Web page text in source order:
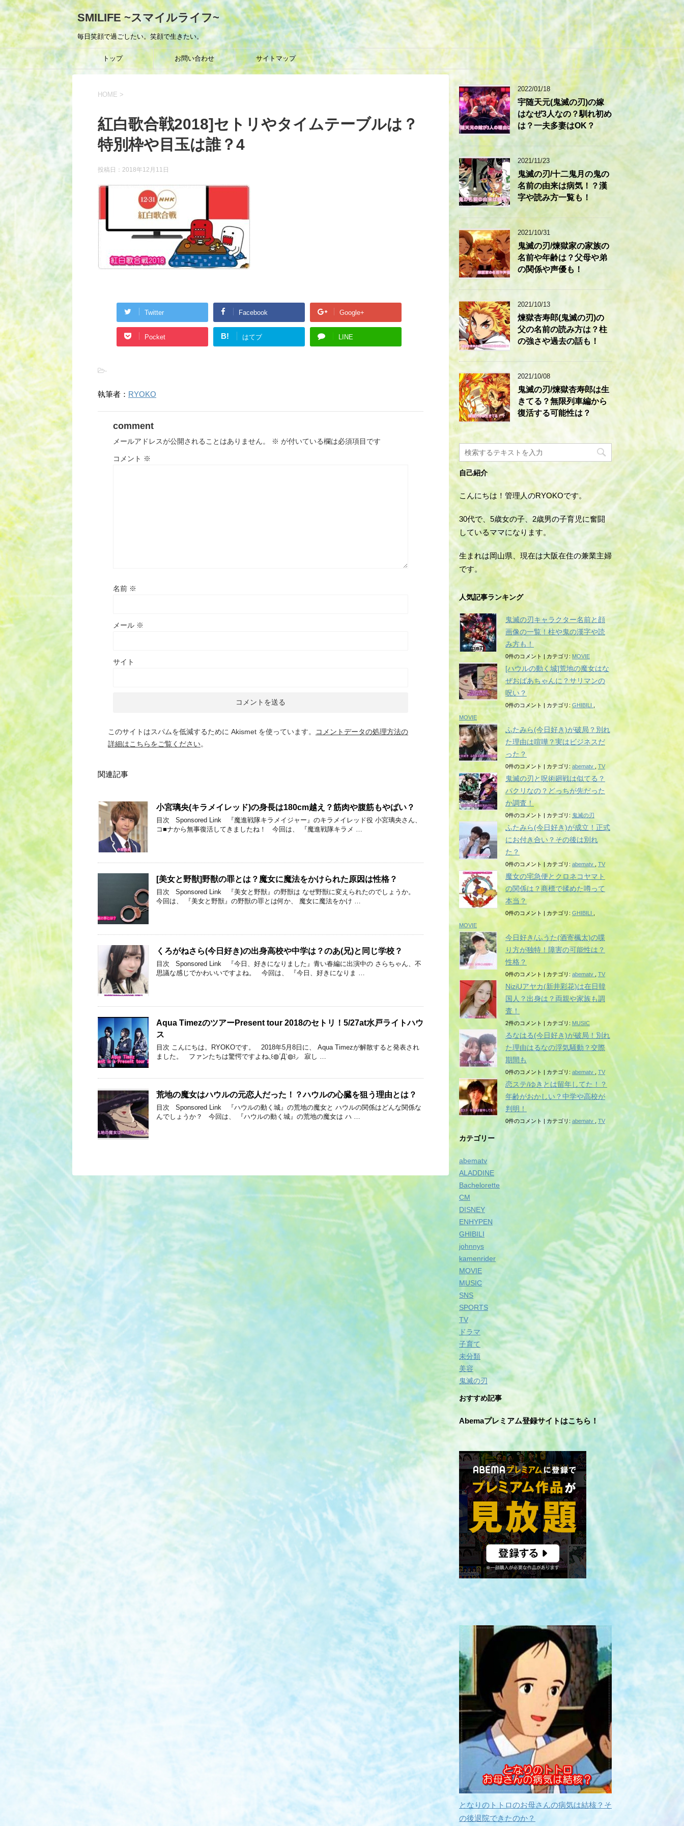
SMILIFE ~スマイルライフ~
毎日笑顔で過ごしたい。笑顔で生きたい。
トップ お問い合わせ サイトマップ
HOME >
紅白歌合戦2018]セトリやタイムテーブルは？
特別枠や目玉は誰？4
投稿日： 2018年12月11日
Twitter Facebook Google+
Pocket B! はてブ LINE
-
執筆者： RYOKO
comment
メールアドレスが公開されることはありません。 ※ が付いている欄は必須項目です
コメント ※
名前 ※
メール ※
サイト
このサイトはスパムを低減するために Akismet を使っています。
コメントデータの処理方法の
詳細はこちらをご覧ください。
関連記事
小宮璃央(キラメイレッド)の身長は180cm越え？筋肉や腹筋もやばい？
目次 Sponsored Link 『魔進戦隊キラメイジャー』のキラメイレッド役 小宮璃央さん、
コ■ナから無事復活してきましたね！ 今回は、 『魔進戦隊キラメ …
[美女と野獣]野獣の罪とは？魔女に魔法をかけられた原因は性格？
目次 Sponsored Link 『美女と野獣』の野獣は なぜ野獣に変えられたのでしょうか。
今回は、 『美女と野獣』の野獣の罪とは何か、 魔女に魔法をかけ …
くろがねさら(今日好き)の出身高校や中学は？のあ(兄)と同じ学校？
目次 Sponsored Link 『今日、好きになりました』青い春編に出演中の さらちゃん、不
思議な感じでかわいいですよね。 今回は、 『今日、好きになりま …
Aqua TimezのツアーPresent tour 2018のセトリ！5/27at水戸ライトハウ
ス
目次 こんにちは。RYOKOです。 2018年5月8日に、 Aqua Timezが解散すると発表され
ました。 ファンたちは驚愕ですよね◟꒰◍´Д‵◍꒱◞ 寂し …
荒地の魔女はハウルの元恋人だった！？ハウルの心臓を狙う理由とは？
目次 Sponsored Link 『ハウルの動く城』の荒地の魔女と ハウルの関係はどんな関係な
んでしょうか？ 今回は、 『ハウルの動く城』の荒地の魔女は ハ …
2022/01/18
宇随天元(鬼滅の刃)の嫁
はなぜ3人なの？馴れ初め
は？一夫多妻はOK？
2021/11/23
鬼滅の刃/十二鬼月の鬼の
名前の由来は病気！？漢
字や読み方一覧も！
2021/10/31
鬼滅の刃/煉獄家の家族の
名前や年齢は？父母や弟
の関係や声優も！
2021/10/13
煉獄杏寿郎(鬼滅の刃)の
父の名前の読み方は？柱
の強さや過去の話も！
2021/10/08
鬼滅の刃/煉獄杏寿郎は生
きてる？無限列車編から
復活する可能性は？
自己紹介
こんにちは！管理人のRYOKOです。
30代で、5歳女の子、2歳男の子育児に奮闘
しているママになります。
生まれは岡山県、現在は大阪在住の兼業主婦
です。
人気記事ランキング
鬼滅の刃キャラクター名前と顔
画像の一覧！柱や鬼の漢字や読
み方も！
0件のコメント |カテゴリ: MOVIE
[ハウルの動く城]荒地の魔女はな
ぜおばあちゃんに？サリマンの
呪い？
0件のコメント| カテゴリ:GHIBILI
MOVIE
ふたみら(今日好き)が破局？別れ
た理由は喧嘩？実はビジネスだ
った？
0件のコメント | カテゴリ: abematv TV
鬼滅の刃と呪術廻戦は似てる？
パクリなの？どっちが先だった
か調査！
0件のコメント | カテゴリ: 鬼滅の刃
ふたみら(今日好き)が成立！正式
にお付き合い？その後は別れ
た？
0件のコメント | カテゴリ: abematv TV
魔女の宅急便とクロネコヤマト
の関係は？商標で揉めた噂って
本当？
0件のコメント | カテゴリ: GHIBILI
MOVIE
今日好き/ふうた(酒寄楓太)の喋
り方が独特！障害の可能性は？
性格？
0件のコメント | カテゴリ:abematv TV
NiziUアヤカ(新井彩花)は在日韓
国人？出身は？両親や家族も調
査！
2件のコメント | カテゴリ: MUSIC
るなはる(今日好き)が破局！別れ
た理由はるなの浮気騒動？交際
期間も
0件のコメント | カテゴリ: abematv TV
恋ステ/ゆきとは留年してた！？
年齢がおかしい？中学や高校が
判明！
0件のコメント | カテゴリ: abematv TV
カテゴリー
abematv
ALADDINE
Bachelorette
CM
DISNEY
ENHYPEN
GHIBILI
johnnys
kamenrider
MOVIE
MUSIC
SNS
SPORTS
TV
ドラマ
子育て
未分類
美容
鬼滅の刃
おすすめ記事
Abemaプレミアム登録サイトはこちら！
となりのトトロのお母さんの病気は結核？そ
の後退院できたのか？